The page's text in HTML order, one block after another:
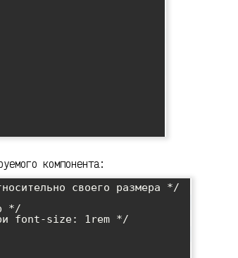
компонента:
своего размера */